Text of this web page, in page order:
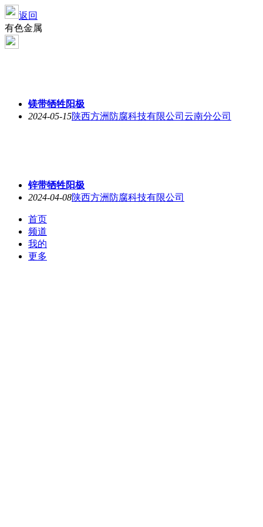
返回
有色金属
镁带牺牲阳极
2024-05-15陕西方洲防腐科技有限公司云南分公司
锌带牺牲阳极
2024-04-08陕西方洲防腐科技有限公司
首页
频道
我的
更多